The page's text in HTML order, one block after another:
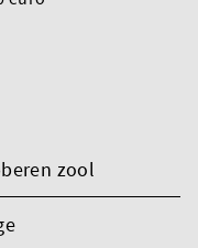
zool